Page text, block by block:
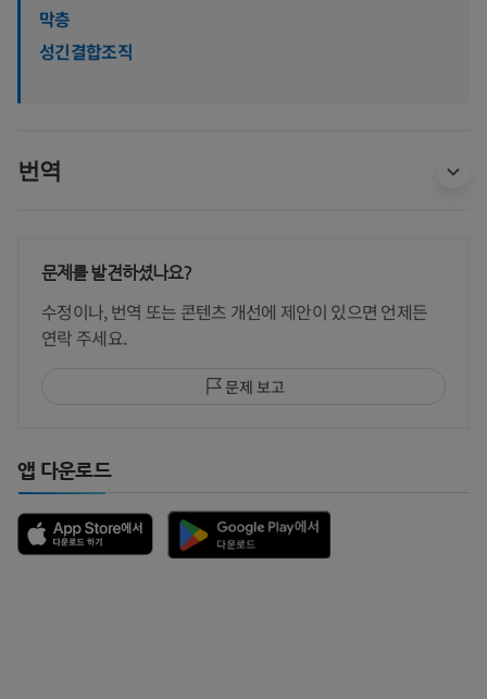
막층
성긴결합조직
번역
문제를 발견하셨나요?
수정이나, 번역 또는 콘텐츠 개선에 제안이 있으면 언제든
연락 주세요.
문제 보고
앱 다운로드